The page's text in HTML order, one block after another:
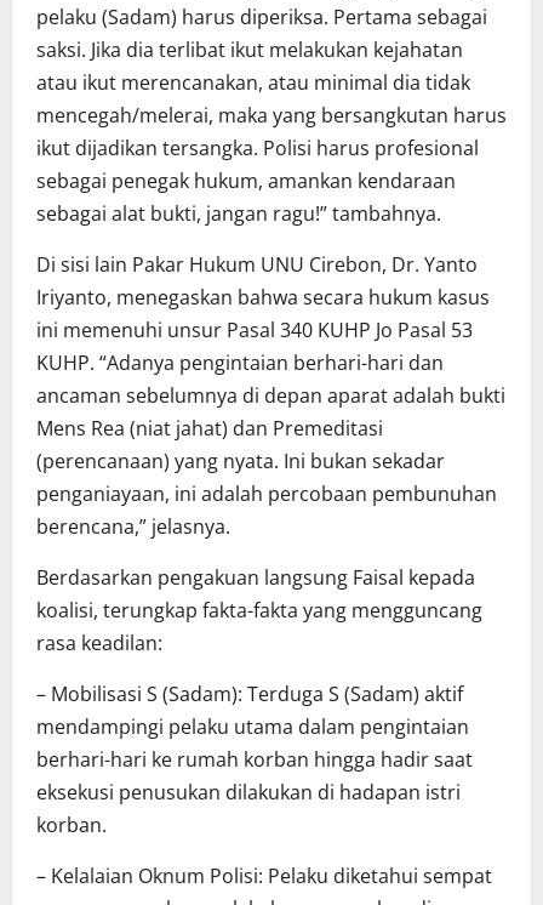
pelaku (Sadam) harus diperiksa. Pertama sebagai
saksi. Jika dia terlibat ikut melakukan kejahatan
atau ikut merencanakan, atau minimal dia tidak
mencegah/melerai, maka yang bersangkutan harus
ikut dijadikan tersangka. Polisi harus profesional
sebagai penegak hukum, amankan kendaraan
sebagai alat bukti, jangan ragu!” tambahnya.
Di sisi lain Pakar Hukum UNU Cirebon, Dr. Yanto
Iriyanto, menegaskan bahwa secara hukum kasus
ini memenuhi unsur Pasal 340 KUHP Jo Pasal 53
KUHP. “Adanya pengintaian berhari-hari dan
ancaman sebelumnya di depan aparat adalah bukti
Mens Rea (niat jahat) dan Premeditasi
(perencanaan) yang nyata. Ini bukan sekadar
penganiayaan, ini adalah percobaan pembunuhan
berencana,” jelasnya.
Berdasarkan pengakuan langsung Faisal kepada
koalisi, terungkap fakta-fakta yang mengguncang
rasa keadilan:
– Mobilisasi S (Sadam): Terduga S (Sadam) aktif
mendampingi pelaku utama dalam pengintaian
berhari-hari ke rumah korban hingga hadir saat
eksekusi penusukan dilakukan di hadapan istri
korban.
– Kelalaian Oknum Polisi: Pelaku diketahui sempat